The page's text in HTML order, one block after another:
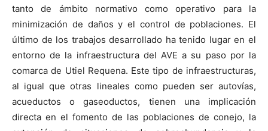
tanto de ámbito normativo como operativo para la
minimización de daños y el control de poblaciones. El
último de los trabajos desarrollado ha tenido lugar en el
entorno de la infraestructura del AVE a su paso por la
comarca de Utiel Requena. Este tipo de infraestructuras,
al igual que otras lineales como pueden ser autovías,
acueductos o gaseoductos, tienen una implicación
directa en el fomento de las poblaciones de conejo, la